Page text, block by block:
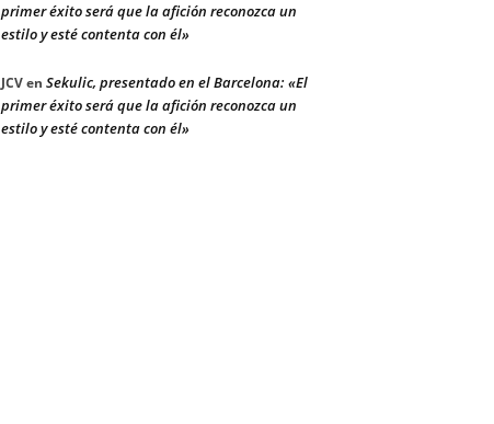
primer éxito será que la afición reconozca un
estilo y esté contenta con él»
JCVen Sekulic, presentado en el Barcelona: «El
primer éxito será que la afición reconozca un
estilo y esté contenta con él»